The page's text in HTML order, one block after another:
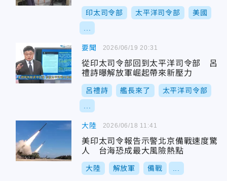
演！
印太司令部 太平洋司令部 美國
要聞
從印太司令部回到太平洋司令部 呂
禮詩曝解放軍崛起帶來新壓力
呂禮詩 艦長來了 太平洋司令部
2026/06/19 20:31
大陸
美印太司令報告示警北京備戰速度驚
人 台海恐成最大風險熱點
大陸 解放軍 備戰
2026/06/18 11:41